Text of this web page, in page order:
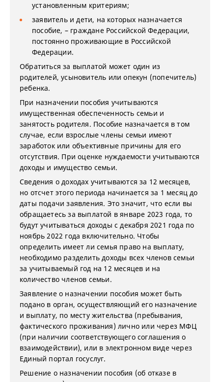
установленным критериям;
заявитель и дети, на которых назначается
пособие, – граждане Российской Федерации,
постоянно проживающие в Российской
Федерации.
Обратиться за выплатой может один из
родителей, усыновитель или опекун (попечитель)
ребенка.
При назначении пособия учитываются
имущественная обеспеченность семьи и
занятость родителя. Пособие назначается в том
случае, если взрослые члены семьи имеют
заработок или объективные причины для его
отсутствия. При оценке нуждаемости учитываются
доходы и имущество семьи.
Сведения о доходах учитываются за 12 месяцев,
но отсчет этого периода начинается за 1 месяц до
даты подачи заявления. Это значит, что если вы
обращаетесь за выплатой в январе 2023 года, то
будут учитываться доходы с декабря 2021 года по
ноябрь 2022 года включительно. Чтобы
определить имеет ли семья право на выплату,
необходимо разделить доходы всех членов семьи
за учитываемый год на 12 месяцев и на
количество членов семьи.
Заявление о назначении пособия может быть
подано в орган, осуществляющий его назначение
и выплату, по месту жительства (пребывания,
фактического проживания) лично или через МФЦ
(при наличии соответствующего соглашения о
взаимодействии), или в электронном виде через
Единый портал госуслуг.
Решение о назначении пособия (об отказе в